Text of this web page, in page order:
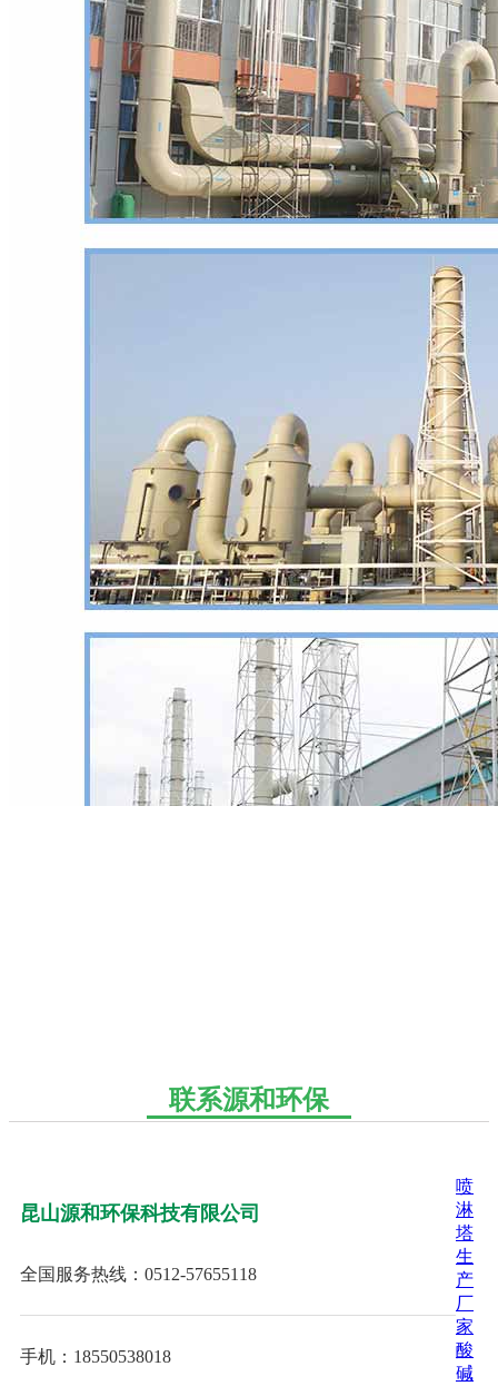
联系源和环保
昆山源和环保科技有限公司
全国服务热线：0512-57655118
手机：18550538018
喷
淋
塔
生
产
厂
家
酸
碱